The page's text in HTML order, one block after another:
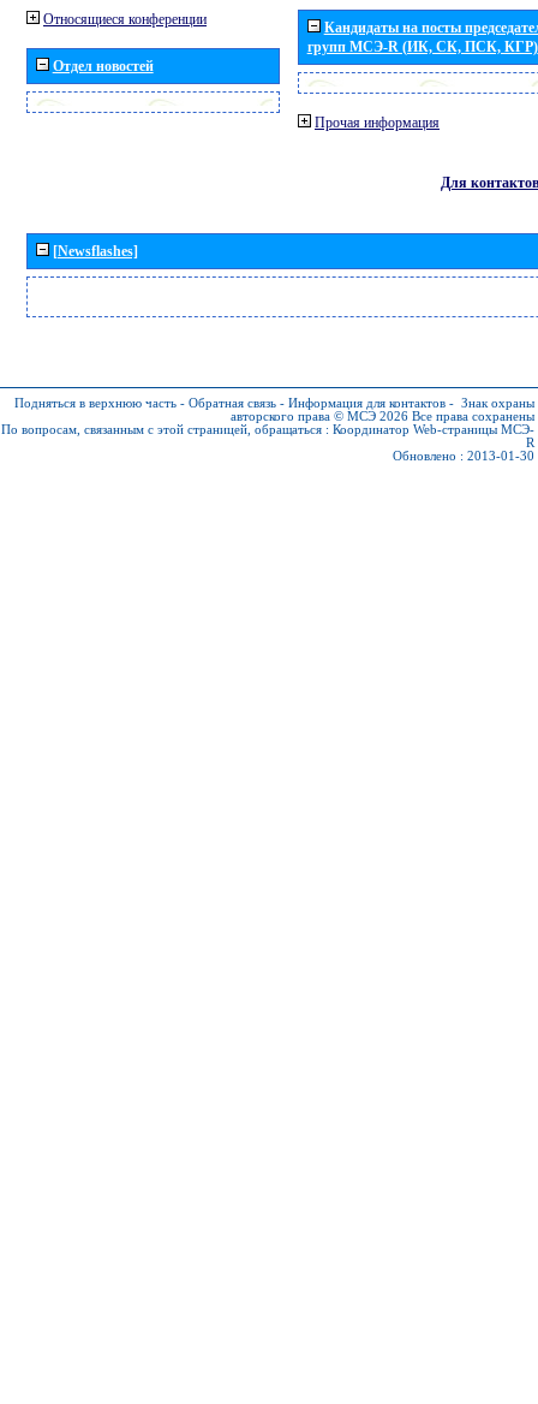
Относящиеся конференции
Отдел новостей
Кандидаты на посты
групп МСЭ-R (ИК, СК, ПСК, КГР)
Прочая информация
Для контактов
[Newsflashes]
Подняться в верхнюю часть - Обратная связь - Информация для контактов - Знак охраны
авторского права © МСЭ 2026 Все права сохранены
По вопросам, связанным с этой страницей, обращаться : Координатор Web-страницы МСЭ-
R
Обновлено : 2013-01-30